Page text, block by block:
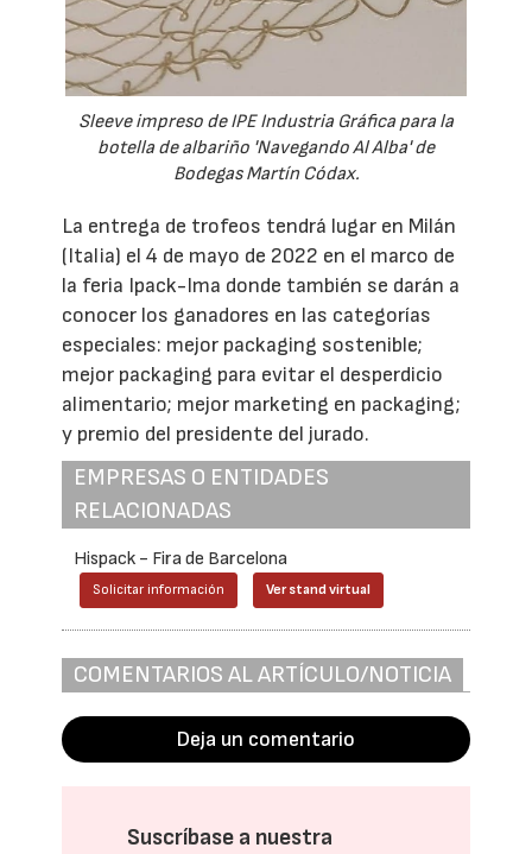
Sleeve impreso de IPE Industria Gráfica para la
botella de albariño 'Navegando Al Alba' de
Bodegas Martín Códax.
La entrega de trofeos tendrá lugar en Milán
(Italia) el 4 de mayo de 2022 en el marco de
la feria Ipack-Ima donde también se darán a
conocer los ganadores en las categorías
especiales: mejor packaging sostenible;
mejor packaging para evitar el desperdicio
alimentario; mejor marketing en packaging;
y premio del presidente del jurado.
EMPRESAS O ENTIDADES
RELACIONADAS
Hispack - Fira de Barcelona
Solicitar información Ver stand virtual
COMENTARIOS AL ARTÍCULO/NOTICIA
Deja un comentario
Suscríbase a nuestra